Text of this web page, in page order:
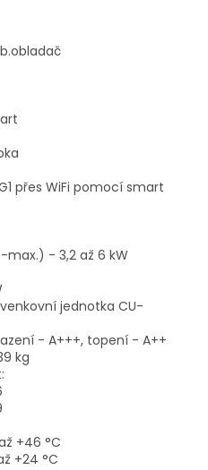
přes WiFi pomocí smart
- 3,2 až 6 kW
jednotka CU-
- A+++, topení - A++
kg
+46 °C
+24 °C